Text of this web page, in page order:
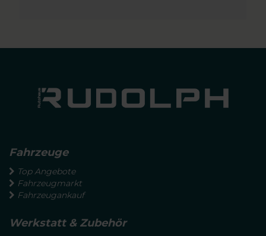
Fahrzeuge
Top Angebote
Fahrzeugmarkt
Fahrzeugankauf
Werkstatt & Zubehör